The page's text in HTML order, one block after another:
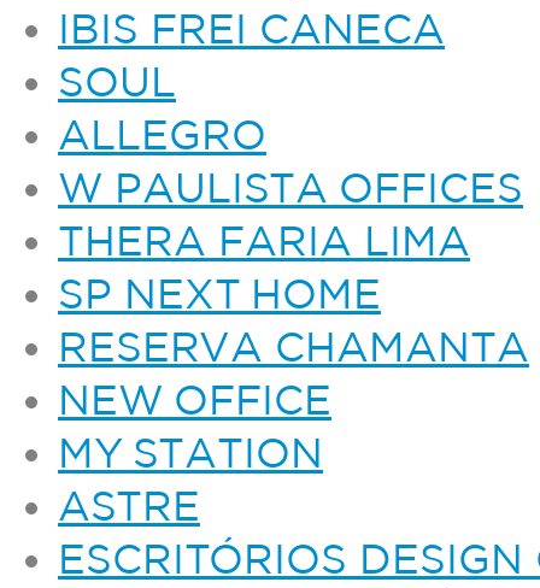
IBIS FREI CANECA
SOUL
ALLEGRO
W PAULISTA OFFICES
THERA FARIA LIMA
SP NEXT HOME
RESERVA CHAMANTA
NEW OFFICE
MY STATION
ASTRE
ESCRITÓRIOS